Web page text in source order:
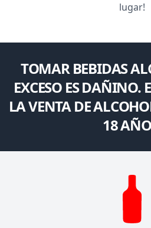
lugar!
TOMAR BEBIDAS
EXCESO ES DAÑINO.
LA VENTA DE
18